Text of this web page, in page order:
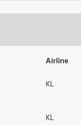
Airline
KL
KL